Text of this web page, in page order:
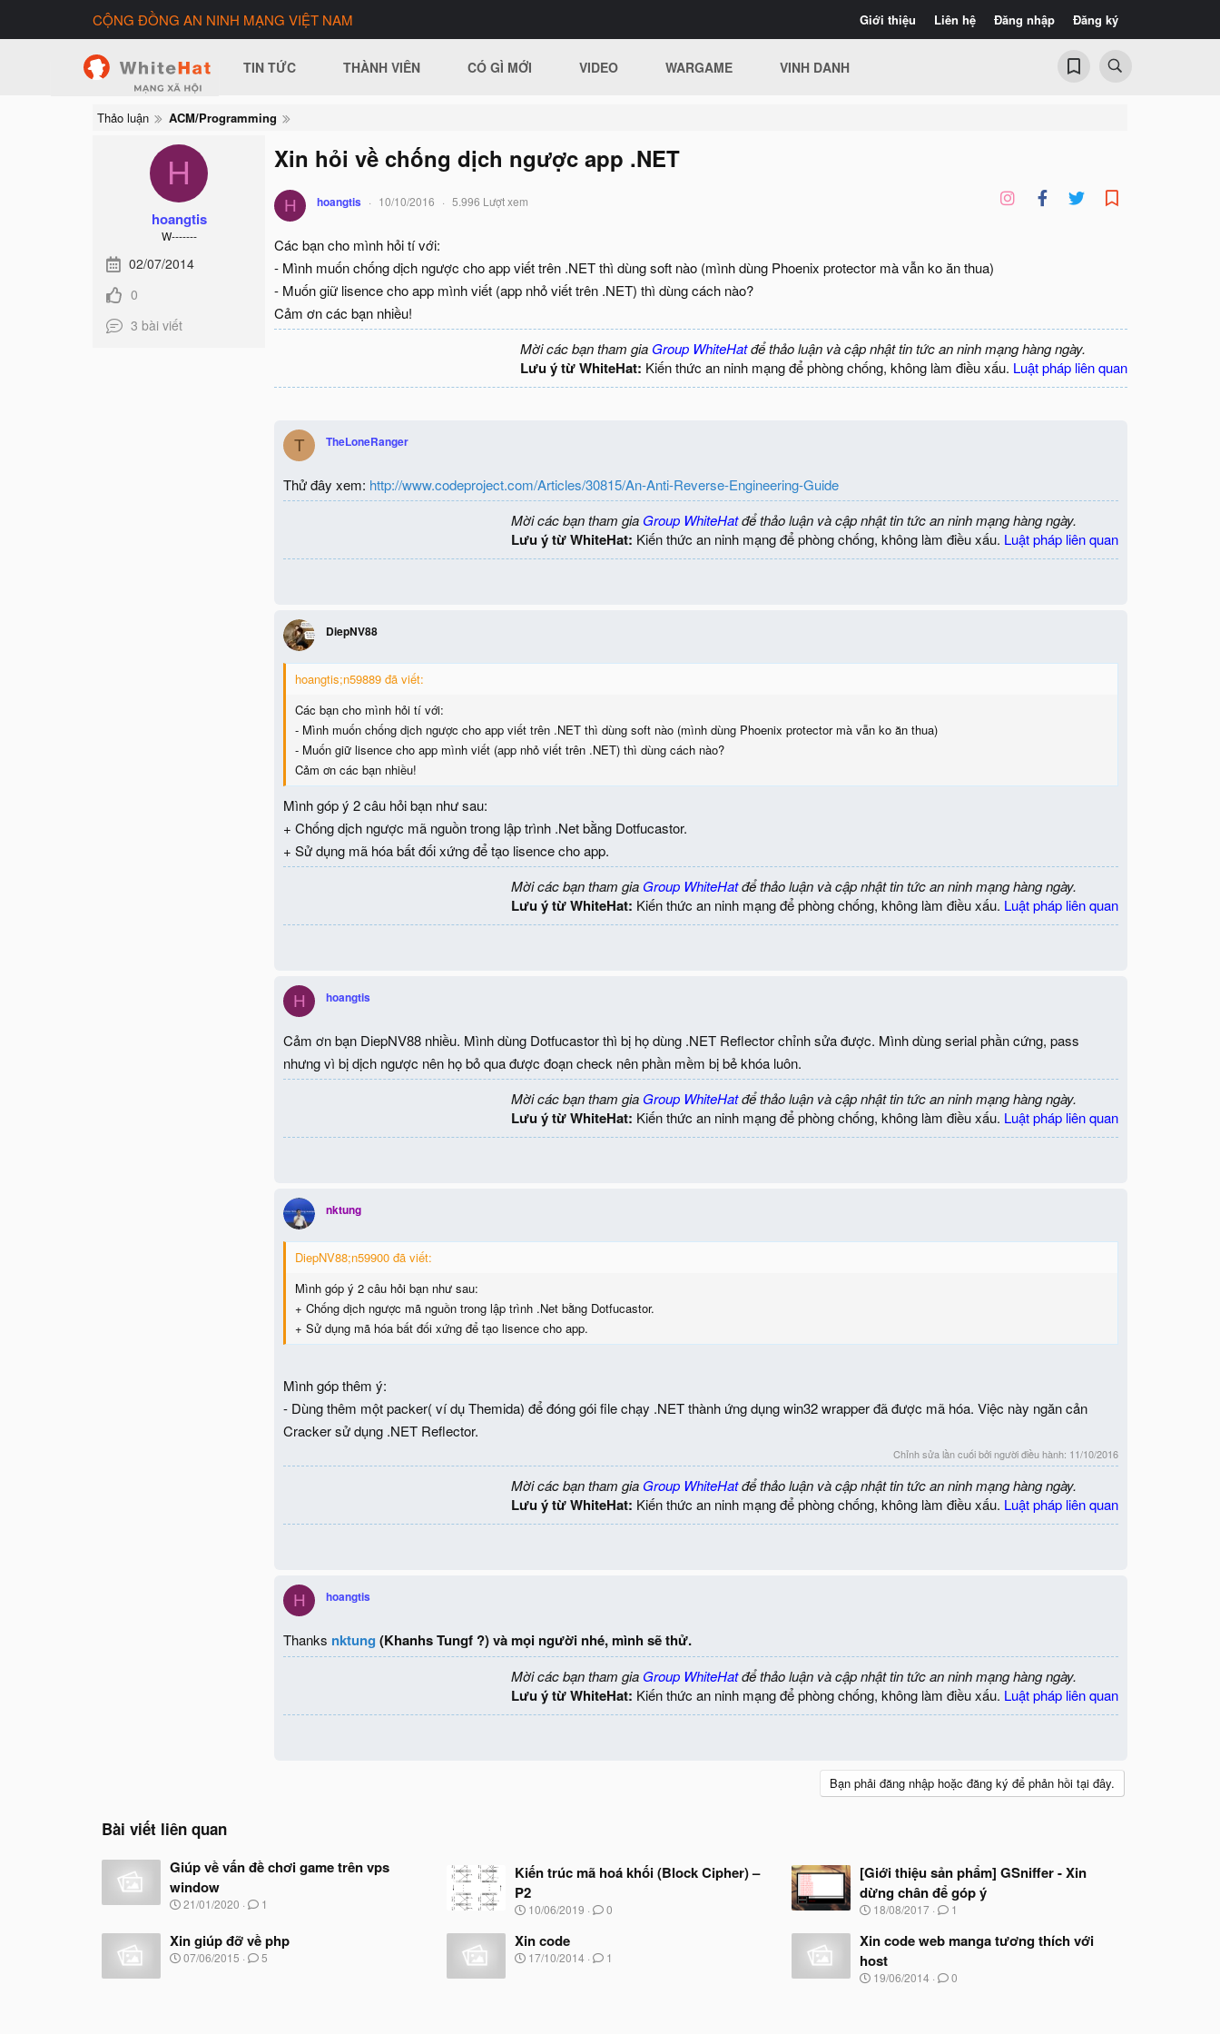
Giới thiệu Liên hệ Đăng nhập Đăng ký
CỘNG ĐỒNG AN NINH MẠNG VIỆT NAM
TIN TỨC THÀNH VIÊN CÓ GÌ MỚI VIDEO WARGAME VINH DANH
Thảo luận ACM/Programming
H
hoangtis
W-------
02/07/2014
0
3 bài viết
Xin hỏi về chống dịch ngược app .NET
H hoangtis 10/10/2016 5.996 Lượt xem
Các bạn cho mình hỏi tí với:
- Mình muốn chống dịch ngược cho app viết trên .NET thì dùng soft nào (mình dùng Phoenix protector mà vẫn ko ăn thua)
- Muốn giữ lisence cho app mình viết (app nhỏ viết trên .NET) thì dùng cách nào?
Cảm ơn các bạn nhiều!
Mời các bạn tham gia Group WhiteHatđể thảo luận và cập nhật tin tức an ninh mạng hàng ngày.
Lưu ý từ WhiteHat: Kiến thức an ninh mạng để phòng chống, không làm điều xấu. Luật pháp liên quan
T TheLoneRanger
Thử đây xem: http://www.codeproject.com/Articles/30815/An-Anti-Reverse-Engineering-Guide
Mời các bạn tham gia Group WhiteHatđể thảo luận và cập nhật tin tức an ninh mạng hàng ngày.
Lưu ý từ WhiteHat: Kiến thức an ninh mạng để phòng chống, không làm điều xấu. Luật pháp liên quan
DiepNV88
hoangtis;n59889 đã viết:
Các bạn cho mình hỏi tí với:
- Mình muốn chống dịch ngược cho app viết trên .NET thì dùng soft nào (mình dùng Phoenix protector mà vẫn ko ăn thua)
- Muốn giữ lisence cho app mình viết (app nhỏ viết trên .NET) thì dùng cách nào?
Cảm ơn các bạn nhiều!
Mình góp ý 2 câu hỏi bạn như sau:
+ Chống dịch ngược mã nguồn trong lập trình .Net bằng Dotfucastor.
+ Sử dụng mã hóa bất đối xứng để tạo lisence cho app.
Mời các bạn tham gia Group WhiteHatđể thảo luận và cập nhật tin tức an ninh mạng hàng ngày.
Lưu ý từ WhiteHat: Kiến thức an ninh mạng để phòng chống, không làm điều xấu. Luật pháp liên quan
H hoangtis
Cảm ơn bạn DiepNV88 nhiều. Mình dùng Dotfucastor thì bị họ dùng .NET Reflector chỉnh sửa được. Mình dùng serial phần cứng, pass
nhưng vì bị dịch ngược nên họ bỏ qua được đoạn check nên phần mềm bị bẻ khóa luôn.
Mời các bạn tham gia Group WhiteHatđể thảo luận và cập nhật tin tức an ninh mạng hàng ngày.
Lưu ý từ WhiteHat: Kiến thức an ninh mạng để phòng chống, không làm điều xấu. Luật pháp liên quan
nktung
DiepNV88;n59900 đã viết:
Mình góp ý 2 câu hỏi bạn như sau:
+ Chống dịch ngược mã nguồn trong lập trình .Net bằng Dotfucastor.
+ Sử dụng mã hóa bất đối xứng để tạo lisence cho app.
Mình góp thêm ý:
- Dùng thêm một packer( ví dụ Themida) để đóng gói file chạy .NET thành ứng dụng win32 wrapper đã được mã hóa. Việc này ngăn cản
Cracker sử dụng .NET Reflector.
Chỉnh sửa lần cuối bởi người điều hành: 11/10/2016
Mời các bạn tham gia Group WhiteHatđể thảo luận và cập nhật tin tức an ninh mạng hàng ngày.
Lưu ý từ WhiteHat: Kiến thức an ninh mạng để phòng chống, không làm điều xấu. Luật pháp liên quan
H hoangtis
Thanks nktung (Khanhs Tungf ?) và mọi người nhé, mình sẽ thử.
Mời các bạn tham gia Group WhiteHatđể thảo luận và cập nhật tin tức an ninh mạng hàng ngày.
Lưu ý từ WhiteHat: Kiến thức an ninh mạng để phòng chống, không làm điều xấu. Luật pháp liên quan
Bạn phải đăng nhập hoặc đăng ký để phản hồi tại đây.
Bài viết liên quan
Giúp về vấn đề chơi game trên vps
window
N
y
b
21/01/2020 1
Kiến trúc mã hoá khối (Block Cipher) –
P2
N
à
y
b
10/06/2019 0
[Giới thiệu sản phẩm] GSniffer - Xin
dừng chân để góp ý
N
à
b
ắ
18/08/2017 1
Xin giúp đỡ về php
N
07/06/2015 5
Xin code
N
17/10/2014 1
Xin code web manga tương thích với
host
N
19/06/2014 0